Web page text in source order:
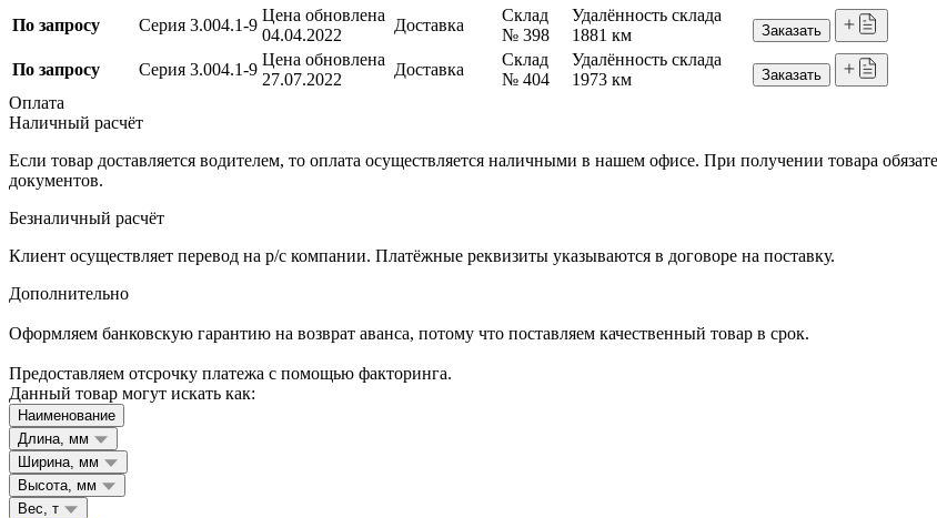
По запросу Серия 3.004.1-9
Цена обновлена
04.04.2022
Доставка
Склад
№ 398
Удалённость склада
1881 км
Заказать
По запросу Серия 3.004.1-9
Цена обновлена
27.07.2022
Доставка
Склад
№ 404
Удалённость склада
1973 км
Заказать
Оплата
Наличный расчёт
Если товар доставляется водителем, то оплата осуществляется наличными в нашем офисе. При получении товара
документов.
Безналичный расчёт
Клиент осуществляет перевод на р/с компании. Платёжные реквизиты указываются в договоре на поставку.
Дополнительно
Оформляем банковскую гарантию на возврат аванса, потому что поставляем качественный товар в срок.
Предоставляем отсрочку платежа с помощью факторинга.
Данный товар могут искать как:
Наименование
Длина, мм
Ширина, мм
Высота, мм
Вес, т